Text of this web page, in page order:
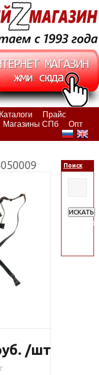
Каталоги
Прайс
Магазины СПб
Опт
/шт
Поиск
ИСКАТЬ